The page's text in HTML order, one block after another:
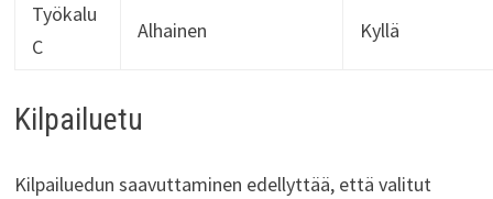
Työkalu
C
Alhainen Kyllä
Kilpailuetu
Kilpailuedun saavuttaminen edellyttää, että valitut